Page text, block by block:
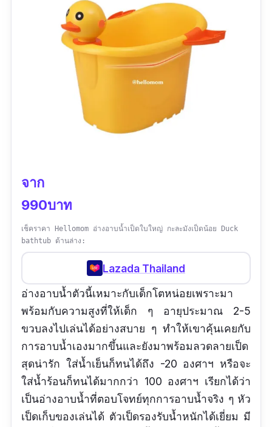
จาก
990บาท
เช็คราคา Hellomom อ่างอาบน้ำเป็ดใบใหญ่ กะละมังเป็ดน้อย Duck
bathtub ด้านล่าง:
Lazada Thailand
อ่างอาบน้ำตัวนี้เหมาะกับเด็กโตหน่อยเพราะมา
พร้อมกับความสูงที่ให้เด็ก ๆ อายุประมาณ 2-5
ขวบลงไปเล่นได้อย่างสบาย ๆ ทำให้เขาคุ้นเคยกับ
การอาบน้ำเองมากขึ้นและยังมาพร้อมลวดลายเป็ด
สุดน่ารัก ใส่น้ำเย็นก็ทนได้ถึง -20 องศาฯ หรือจะ
ใส่น้ำร้อนก็ทนได้มากกว่า 100 องศาฯ เรียกได้ว่า
เป็นอ่างอาบน้ำที่ตอบโจทย์ทุกการอาบน้ำจริง ๆ หัว
เป็ดเก็บของเล่นได้ ตัวเป็ดรองรับน้ำหนักได้เยี่ยม มี